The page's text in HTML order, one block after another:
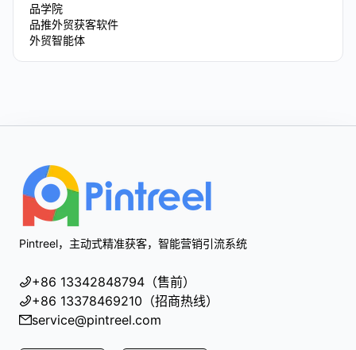
品学院
品推外贸获客软件
外贸智能体
Pintreel，主动式精准获客，智能营销引流系统
+86 13342848794（售前）
+86 13378469210（招商热线）
service@pintreel.com